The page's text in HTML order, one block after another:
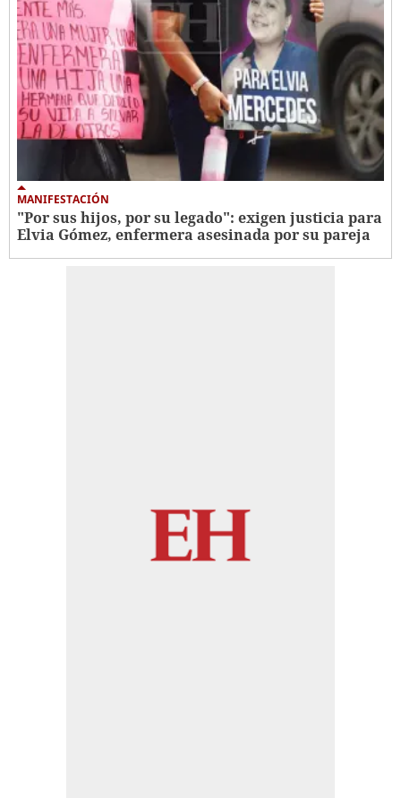
MANIFESTACIÓN
"Por sus hijos, por su legado": exigen justicia para
Elvia Gómez, enfermera asesinada por su pareja